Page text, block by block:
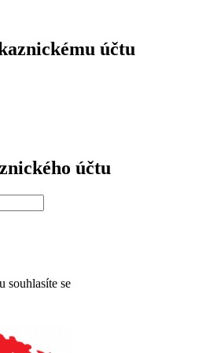
účtu
účtu
souhlasíte se